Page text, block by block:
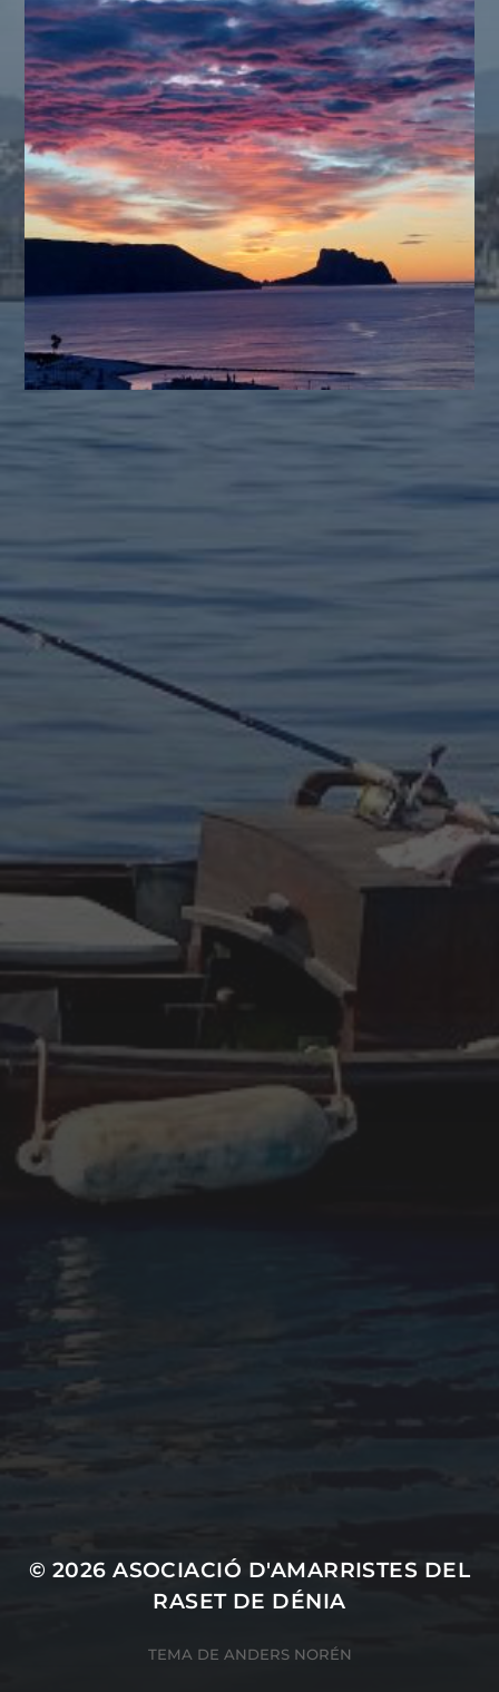
INFO POR MES
agosto 2025
mayo 2025
agosto 2024
julio 2024
abril 2023
febrero 2023
enero 2023
diciembre 2022
noviembre 2022
septiembre 2022
ARTÍCULOS
Cultura marinera
Legislación
Medio ambiente
Navegación
Pesca
© 2026ASOCIACIÓ D'AMARRISTES DEL
RASET DE DÉNIA
TEMA DE ANDERS NORÉN